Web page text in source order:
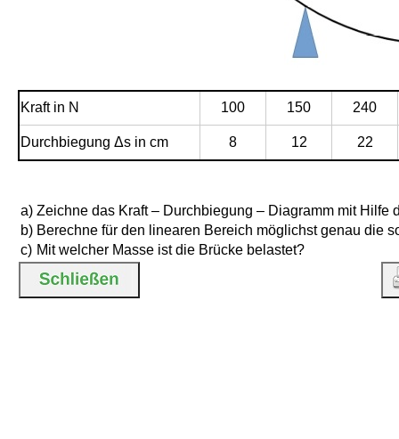
Kraft in N 100 150 240
Durchbiegung Δs in cm 8 12 22
a) Zeichne das Kraft – Durchbiegung – Diagramm mit Hilfe
b) Berechne für den linearen Bereich möglichst genau die
c) Mit welcher Masse ist die Brücke belastet?